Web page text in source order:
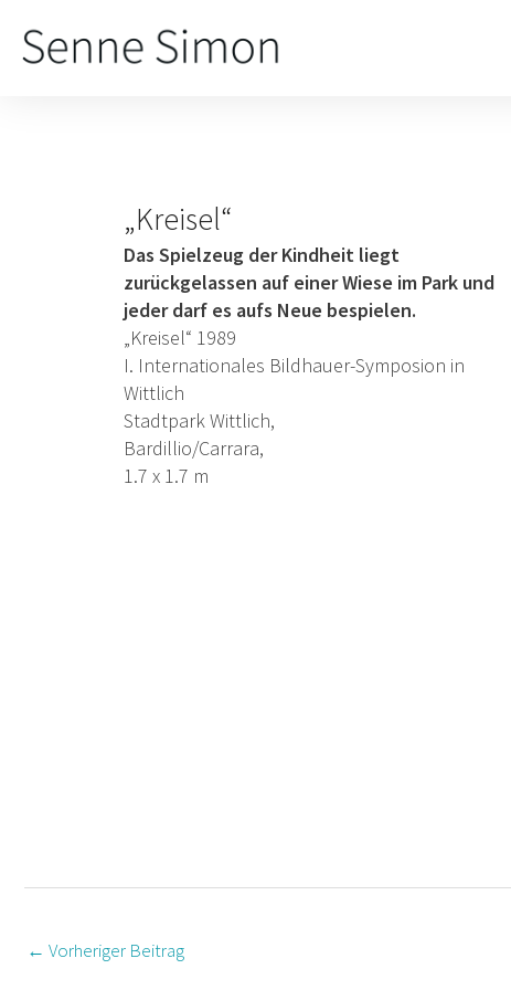
Inhalt
springen
„Kreisel“
Das Spielzeug der Kindheit liegt
zurückgelassen auf einer Wiese im Park und
jeder darf es aufs Neue bespielen.
„Kreisel“ 1989
I. Internationales Bildhauer-Symposion in
Wittlich
Stadtpark Wittlich,
Bardillio/Carrara,
1.7 x 1.7 m
← Vorheriger Beitrag